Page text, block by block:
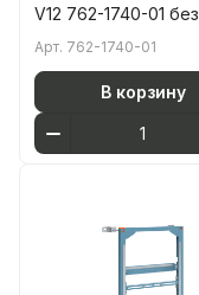
V12 762-1740-01 без
кнопки смыва
Арт. 762-1740-01
В корзину